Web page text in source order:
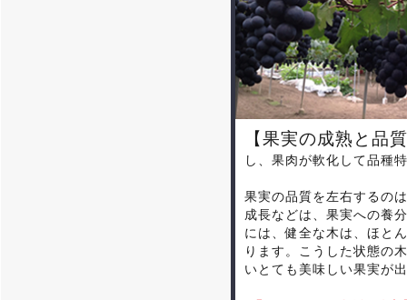
【果実の成熟と品
し、果肉が軟化して品種
果実の品質を左右するの
成長などは、果実への養
には、健全な木は、ほと
ります。こうした状態の
いとても美味しい果実が